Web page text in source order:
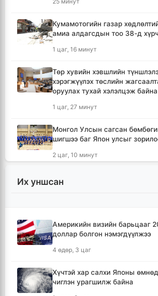
Кумамотогийн газар
амиа алдагсдын тоо 38-д
1 цаг, 16 минут
Төр хувийн хэвшлийн
хэрэгжүүлэх төслийн
оруулах тухай хэлэлцэж байна
1 цаг, 27 минут
Монгол Улсын сагсан
шигшээ баг Япон улсыг
2 цаг, 10 минут
30 хувийг татвар төлөгчид
Өвөлжилтийн бэлтгэл ажлын
аймагт ажиллалаа
2 цаг, 29 минут
Их уншсан
Америкийн визийн барьцааг
доллар болгон нэмэгдүүлжээ
4 өдөр, 3 цаг
Хүчтэй хар салхи Японы
чиглэн урагшилж байна